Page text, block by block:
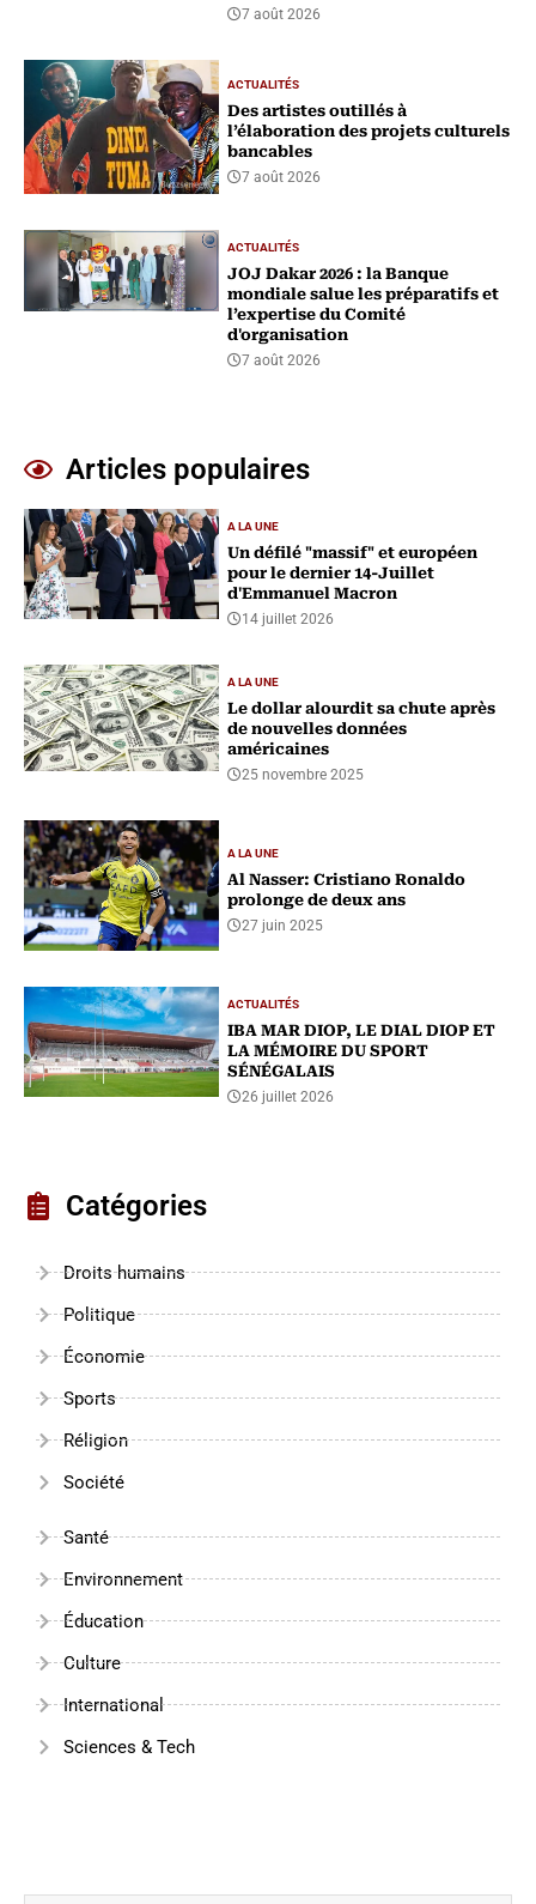
7 août 2026
ACTUALITÉS
Des artistes outillés à
l’élaboration des projets culturels
bancables
7 août 2026
ACTUALITÉS
‎JOJ Dakar 2026 : la Banque
mondiale salue les préparatifs et
l’expertise du Comité
d'organisation
7 août 2026
Articles populaires
A LA UNE
Un défilé "massif" et européen
pour le dernier 14-Juillet
d'Emmanuel Macron
14 juillet 2026
A LA UNE
Le dollar alourdit sa chute après
de nouvelles données
américaines
25 novembre 2025
A LA UNE
Al Nasser: Cristiano Ronaldo
prolonge de deux ans
27 juin 2025
ACTUALITÉS
IBA MAR DIOP, LE DIAL DIOP ET
LA MÉMOIRE DU SPORT
SÉNÉGALAIS
26 juillet 2026
Catégories
Droits humains
Politique
Économie
Sports
Réligion
Société
Santé
Environnement
Éducation
Culture
International
Sciences & Tech